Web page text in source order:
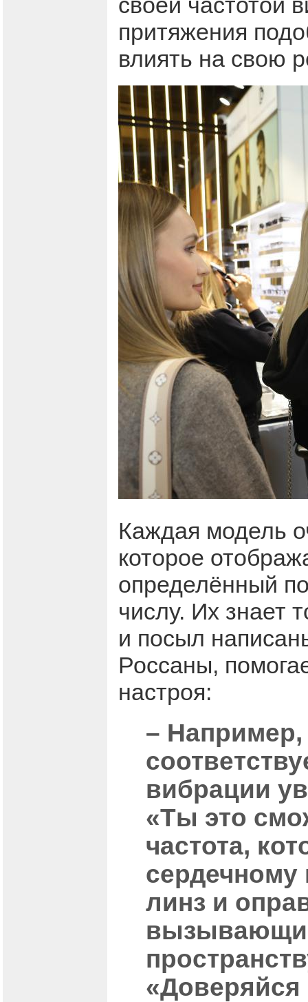
притяжения
влиять на свою
Каждая модель
которое
определённый
числу. Их знает
и посыл
Россаны,
настроя:
–
вибрации
«Ты это
частота,
сердечному
линз и
«Доверяйся